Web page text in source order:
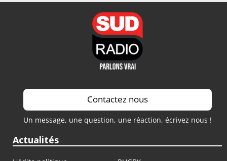
Contactez nous
Un message, une question, une réaction, écrivez nous !
Actualités